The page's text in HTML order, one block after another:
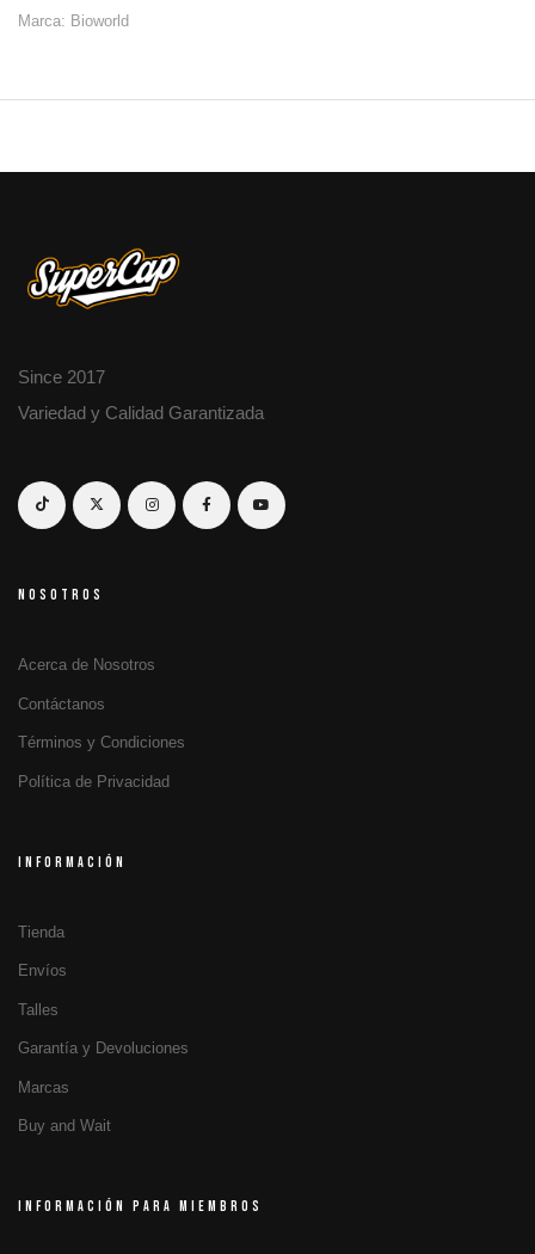
Marca: Bioworld
Since 2017
Variedad y Calidad Garantizada
NOSOTROS
Acerca de Nosotros
Contáctanos
Términos y Condiciones
Política de Privacidad
INFORMACIÓN
Tienda
Envíos
Talles
Garantía y Devoluciones
Marcas
Buy and Wait
INFORMACIÓN PARA MIEMBROS